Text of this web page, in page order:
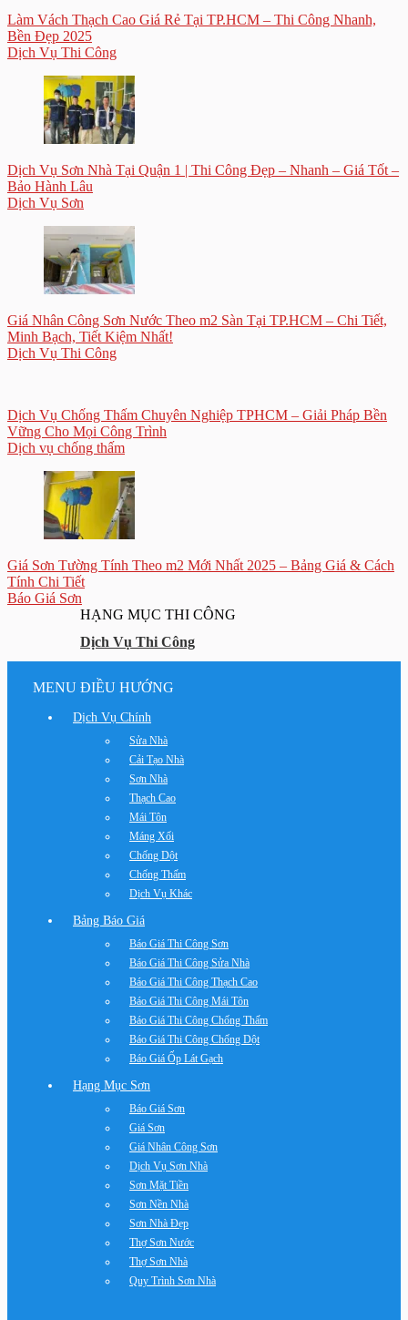
Làm Vách Thạch Cao Giá Rẻ Tại TP.HCM – Thi Công Nhanh,
Bền Đẹp 2025
Dịch Vụ Thi Công
Dịch Vụ Sơn Nhà Tại Quận 1 | Thi Công Đẹp – Nhanh – Giá Tốt –
Bảo Hành Lâu
Dịch Vụ Sơn
Giá Nhân Công Sơn Nước Theo m2 Sàn Tại TP.HCM – Chi Tiết,
Minh Bạch, Tiết Kiệm Nhất!
Dịch Vụ Thi Công
Dịch Vụ Chống Thấm Chuyên Nghiệp TPHCM – Giải Pháp Bền
Vững Cho Mọi Công Trình
Dịch vụ chống thấm
Giá Sơn Tường Tính Theo m2 Mới Nhất 2025 – Bảng Giá & Cách
Tính Chi Tiết
Báo Giá Sơn
HẠNG MỤC THI CÔNG
Dịch Vụ Thi Công
MENU ĐIỀU HƯỚNG
Dịch Vụ Chính
Sửa Nhà
Cải Tạo Nhà
Sơn Nhà
Thạch Cao
Mái Tôn
Máng Xối
Chống Dột
Chống Thấm
Dịch Vụ Khác
Bảng Báo Giá
Báo Giá Thi Công Sơn
Báo Giá Thi Công Sửa Nhà
Báo Giá Thi Công Thạch Cao
Báo Giá Thi Công Mái Tôn
Báo Giá Thi Công Chống Thấm
Báo Giá Thi Công Chống Dột
Báo Giá Ốp Lát Gạch
Hạng Mục Sơn
Báo Giá Sơn
Giá Sơn
Giá Nhân Công Sơn
Dịch Vụ Sơn Nhà
Sơn Mặt Tiền
Sơn Nền Nhà
Sơn Nhà Đẹp
Thợ Sơn Nước
Thợ Sơn Nhà
Quy Trình Sơn Nhà